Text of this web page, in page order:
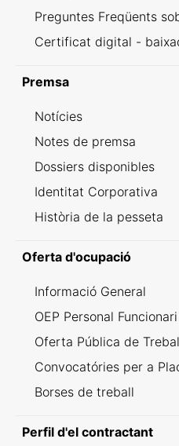
Preguntes Freqüents
Certificat digital -
Premsa
Notícies
Notes de premsa
Dossiers disponibles
Identitat Corporativa
Història de la pesseta
Oferta d'ocupació
Informació General
OEP Personal
Oferta Pública de
Convocatóries per a
Borses de treball
Perfil d'el contractant